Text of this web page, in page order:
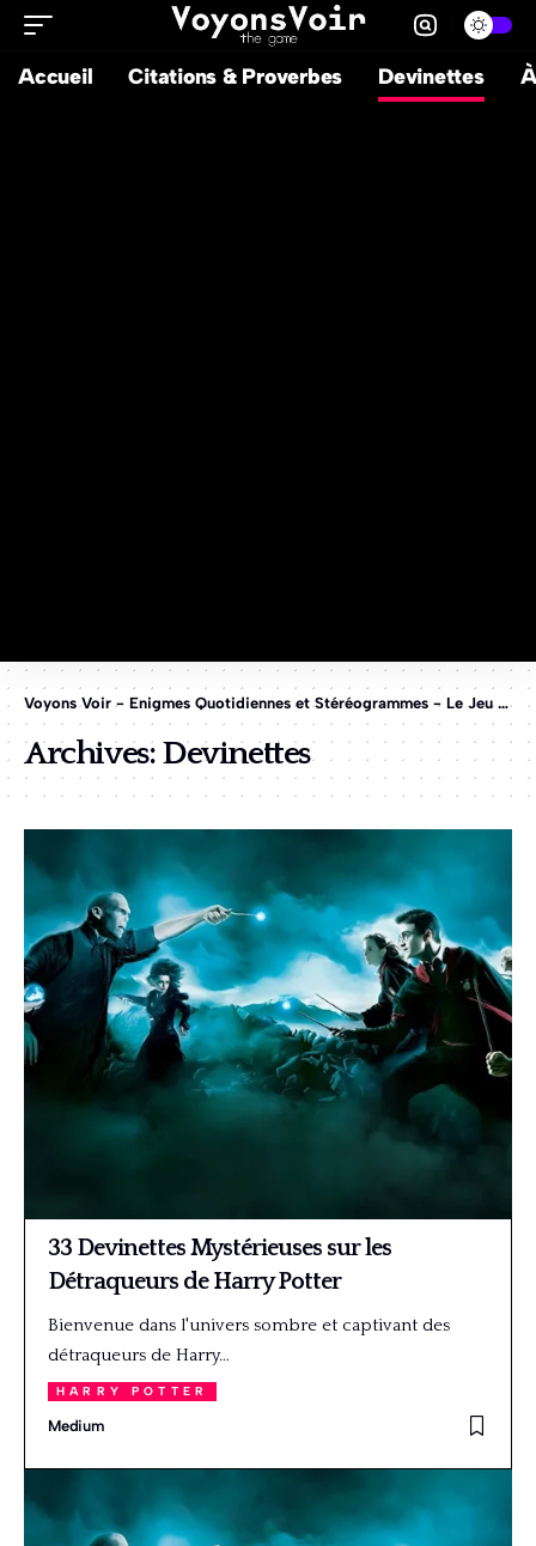
Accueil Citations & Proverbes Devinettes
Voyons Voir - Enigmes Quotidiennes et Stéréogrammes - Le Jeu des 1%
Archives:Devinettes
33 Devinettes Mystérieuses sur les
Détraqueurs de Harry Potter
Bienvenue dans l'univers sombre et captivant des
détraqueurs de Harry…
HARRY POTTER
Medium